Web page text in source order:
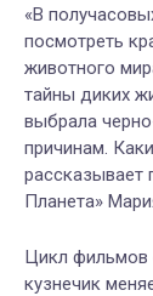
«В
посмотреть
животного
тайны диких
выбрала
причинам.
рассказывает
Планета»
Цикл фильмов
кузнечик